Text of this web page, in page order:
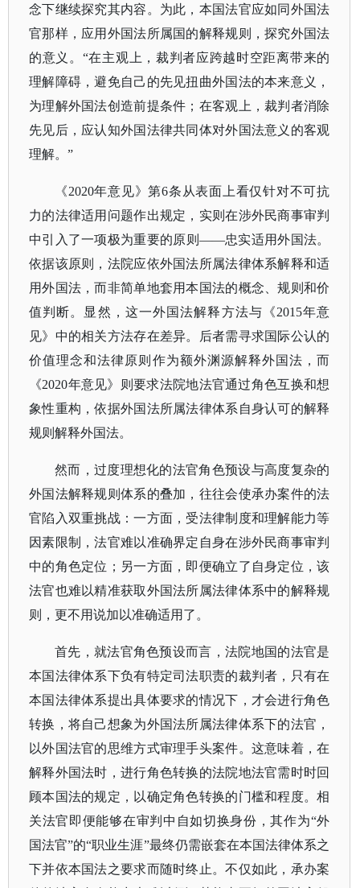
念下继续探究其内容。为此，本国法官应如同外国法
官那样，应用外国法所属国的解释规则，探究外国法
的意义。“在主观上，裁判者应跨越时空距离带来的
理解障碍，避免自己的先见扭曲外国法的本来意义，
为理解外国法创造前提条件；在客观上，裁判者消除
先见后，应认知外国法律共同体对外国法意义的客观
理解。”
《2020年意见》第6条从表面上看仅针对不可抗
力的法律适用问题作出规定，实则在涉外民商事审判
中引入了一项极为重要的原则——忠实适用外国法。
依据该原则，法院应依外国法所属法律体系解释和适
用外国法，而非简单地套用本国法的概念、规则和价
值判断。显然，这一外国法解释方法与《2015年意
见》中的相关方法存在差异。后者需寻求国际公认的
价值理念和法律原则作为额外渊源解释外国法，而
《2020年意见》则要求法院地法官通过角色互换和想
象性重构，依据外国法所属法律体系自身认可的解释
规则解释外国法。
然而，过度理想化的法官角色预设与高度复杂的
外国法解释规则体系的叠加，往往会使承办案件的法
官陷入双重挑战：一方面，受法律制度和理解能力等
因素限制，法官难以准确界定自身在涉外民商事审判
中的角色定位；另一方面，即便确立了自身定位，该
法官也难以精准获取外国法所属法律体系中的解释规
则，更不用说加以准确适用了。
首先，就法官角色预设而言，法院地国的法官是
本国法律体系下负有特定司法职责的裁判者，只有在
本国法律体系提出具体要求的情况下，才会进行角色
转换，将自己想象为外国法所属法律体系下的法官，
以外国法官的思维方式审理手头案件。这意味着，在
解释外国法时，进行角色转换的法院地法官需时时回
顾本国法的规定，以确定角色转换的门槛和程度。相
关法官即便能够在审判中自如切换身份，其作为“外
国法官”的“职业生涯”最终仍需嵌套在本国法律体系之
下并依本国法之要求而随时终止。不仅如此，承办案